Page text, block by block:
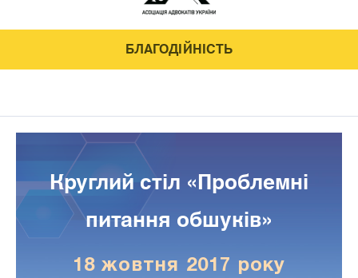
БЛАГОДІЙНІСТЬ
Круглий стіл «Проблемні
питання обшуків»
18 жовтня 2017 року